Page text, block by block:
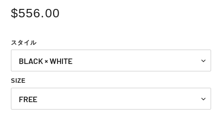
Regular
price
$556.00
スタイル
SIZE